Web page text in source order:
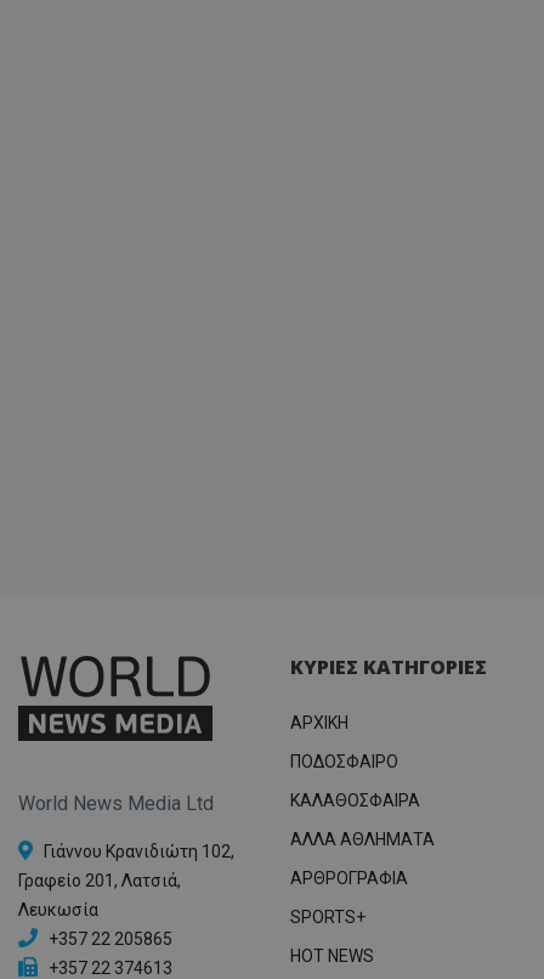
World News Media Ltd
Γιάννου Κρανιδιώτη 102,
Γραφείο 201, Λατσιά,
Λευκωσία
+357 22 205865
+357 22 374613
ΚΥΡΙΕΣ ΚΑΤΗΓΟΡΙΕΣ
ΑΡΧΙΚΗ
ΠΟΔΟΣΦΑΙΡΟ
ΚΑΛΑΘΟΣΦΑΙΡΑ
ΑΛΛΑ ΑΘΛΗΜΑΤΑ
ΑΡΘΡΟΓΡΑΦΙΑ
SPORTS+
HOT NEWS